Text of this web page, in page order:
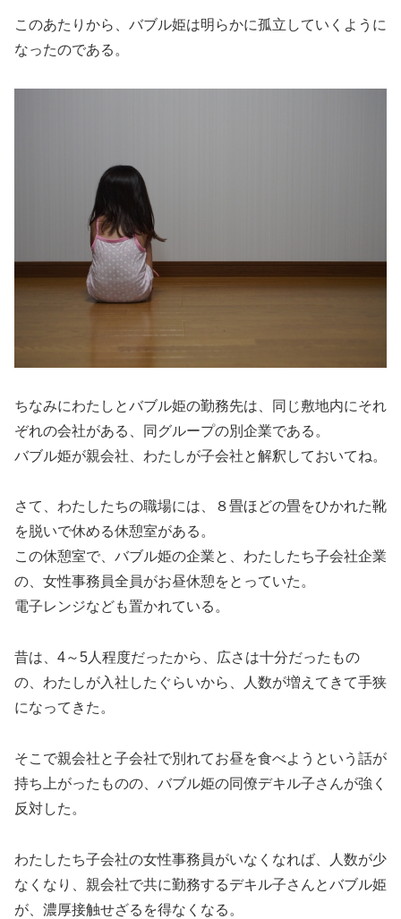
このあたりから、バブル姫は明らかに孤立していくように
なったのである。
ちなみにわたしとバブル姫の勤務先は、同じ敷地内にそれ
ぞれの会社がある、同グループの別企業である。
バブル姫が親会社、わたしが子会社と解釈しておいてね。
さて、わたしたちの職場には、８畳ほどの畳をひかれた靴
を脱いで休める休憩室がある。
この休憩室で、バブル姫の企業と、わたしたち子会社企業
の、女性事務員全員がお昼休憩をとっていた。
電子レンジなども置かれている。
昔は、4～5人程度だったから、広さは十分だったもの
の、わたしが入社したぐらいから、人数が増えてきて手狭
になってきた。
そこで親会社と子会社で別れてお昼を食べようという話が
持ち上がったものの、バブル姫の同僚デキル子さんが強く
反対した。
わたしたち子会社の女性事務員がいなくなれば、人数が少
なくなり、親会社で共に勤務するデキル子さんとバブル姫
が、濃厚接触せざるを得なくなる。